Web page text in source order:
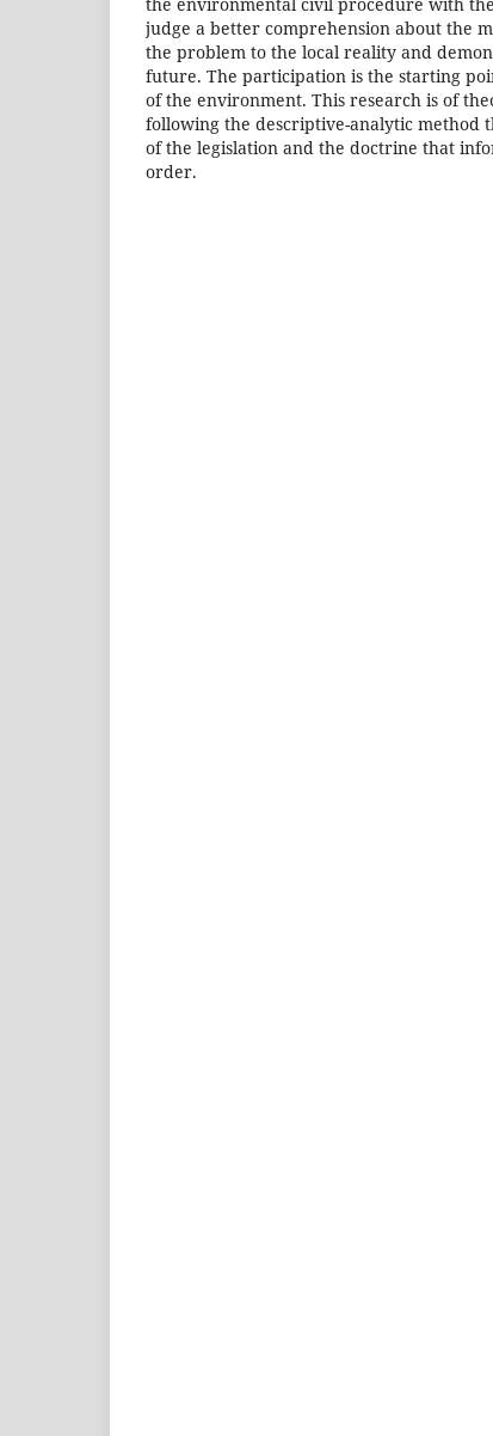
judge a better comprehension about the
the problem to the local reality and
future. The participation is the starting
of the environment. This research is of
following the descriptive-analytic method
of the legislation and the doctrine that
order.